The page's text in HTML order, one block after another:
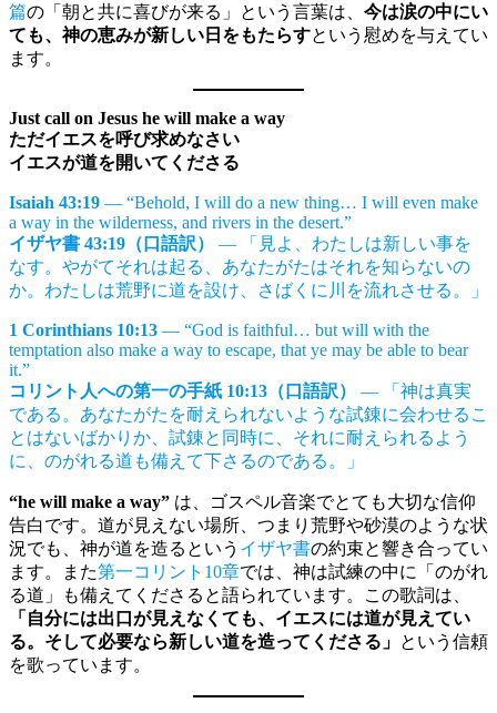
篇の「朝と共に喜びが来る」という言葉は、 今は涙の中にい
ても、神の恵みが新しい日をもたらすという慰めを与えてい
ます。
Just call on Jesus he will make a way
ただイエスを呼び求めなさい
イエスが道を開いてくださる
Isaiah 43:19 — “Behold, I will do a new thing… I will even make
a way in the wilderness, and rivers in the desert.”
イザヤ書 43:19（口語訳）
— 「見よ、わたしは新しい事を
なす。やがてそれは起る、あなたがたはそれを知らないの
か。わたしは荒野に道を設け、さばくに川を流れさせる。」
1 Corinthians 10:13 — “God is faithful… but will with the
temptation also make a way to escape, that ye may be able to bear
it.”
コリント人への第一の手紙 10:13（口語訳）
— 「神は真実
である。あなたがたを耐えられないような試錬に会わせるこ
とはないばかりか、試錬と同時に、それに耐えられるよう
に、のがれる道も備えて下さるのである。」
“he will make a way” は、ゴスペル音楽でとても大切な信仰
告白です。道が見えない場所、つまり荒野や砂漠のような状
況でも、神が道を造るという イザヤ書の約束と響き合ってい
ます。また第一コリント10章では、神は試練の中に「のがれ
る道」も備えてくださると語られています。この歌詞は、
「自分には出口が見えなくても、イエスには道が見えてい
る。そして必要なら新しい道を造ってくださる」 という信頼
を歌っています。